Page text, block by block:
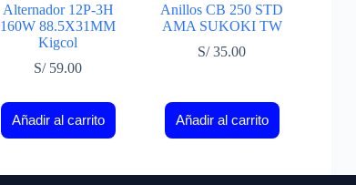
Alternador 12P-3H
160W 88.5X31MM
Kigcol
S/59.00
Añadir al carrito
Anillos CB 250 STD
AMA SUKOKI TW
S/35.00
Añadir al carrito